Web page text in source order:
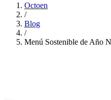
Octoen
/
Blog
/
Menú Sostenible de Año